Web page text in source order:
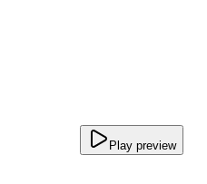
Play preview